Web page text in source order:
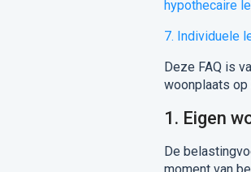
hypothecaire
7. Individuele
Deze FAQ is
woonplaats
1. Eigen
De